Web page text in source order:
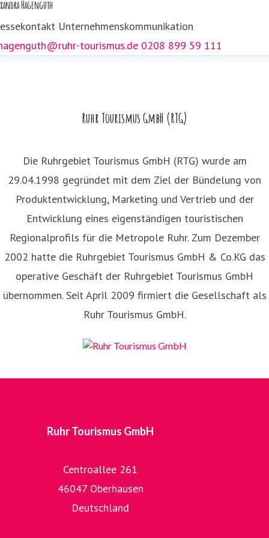
tourismus.de
Hagenguth
Unternehmenskommunikation
tourismus.de 0208 899 59 111
Ruhr Tourismus GmbH (RTG)
Die Ruhrgebiet Tourismus GmbH (RTG) wurde am
29.04.1998 gegründet mit dem Ziel der Bündelung von
Produktentwicklung, Marketing und Vertrieb und der
Entwicklung eines eigenständigen touristischen
Regionalprofils für die Metropole Ruhr. Zum Dezember
2002 hatte die Ruhrgebiet Tourismus GmbH & Co.KG das
operative Geschäft der Ruhrgebiet Tourismus GmbH
übernommen. Seit April 2009 firmiert die Gesellschaft als
Ruhr Tourismus GmbH.
Ruhr Tourismus GmbH
Centroallee 261
46047 Oberhausen
Deutschland